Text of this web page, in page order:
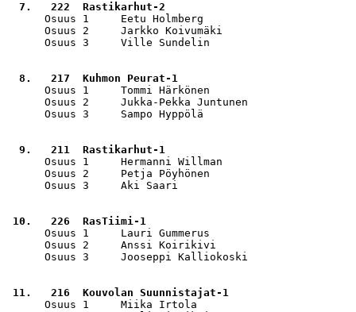
7.   222  Rastikarhut-2
Osuus 1     Eetu Holmberg
Osuus 2     Jarkko Koivumäki
Osuus 3     Ville Sundelin
8.   217  Kuhmon Peurat-1
Osuus 1     Tommi Härkönen
Osuus 2     Jukka-Pekka Juntunen
Osuus 3     Sampo Hyppölä
9.   211  Rastikarhut-1
Osuus 1     Hermanni Willman
Osuus 2     Petja Pöyhönen
Osuus 3     Aki Saari
10.   226  RasTiimi-1
Osuus 1     Lauri Gummerus
Osuus 2     Anssi Koirikivi
Osuus 3     Jooseppi Kalliokoski
11.   216  Kouvolan Suunnistajat-1
Osuus 1     Miika Irtola